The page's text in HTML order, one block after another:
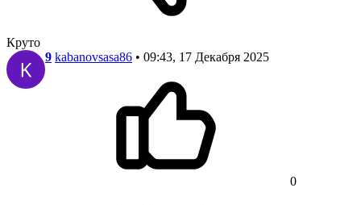
Круто
9 kabanovsasa86 • 09:43, 17 Декабря 2025
0